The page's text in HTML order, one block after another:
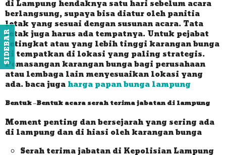
di Lampung hendaknya satu hari sebelum acara
berlangsung, supaya bisa diatur oleh panitia
letak yang sesuai dengan susunan acara. Tata
letak juga harus ada tempatnya. Untuk pejabat
setingkat atau yang lebih tinggi karangan bunga
di tempatkan di lokasi yang paling strategis.
Pemasangan karangan bunga bagi perusahaan
atau lembaga lain menyesuaikan lokasi yang
ada. baca juga harga papan bunga lampung
Bentuk –Bentuk acara serah terima jabatan di lampung
Moment penting dan bersejarah yang sering ada
di lampung dan di hiasi oleh karangan bunga
Serah terima jabatan di Kepolisian Lampung
SIDEBAR